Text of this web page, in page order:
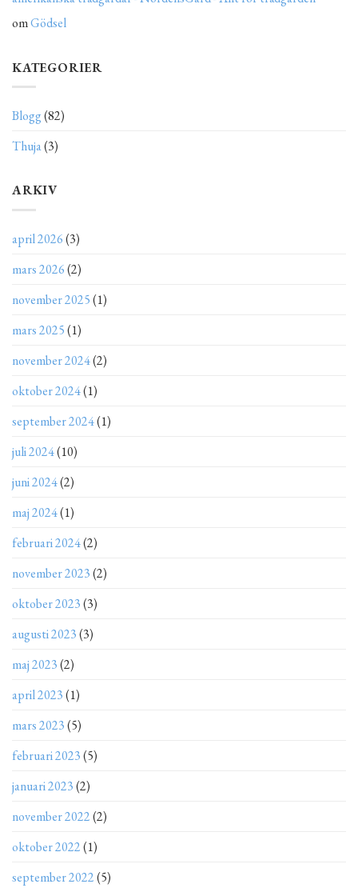
omGödsel
KATEGORIER
Blogg(82)
Thuja(3)
ARKIV
april 2026(3)
mars 2026(2)
november 2025(1)
mars 2025(1)
november 2024(2)
oktober 2024(1)
september 2024(1)
juli 2024(10)
juni 2024(2)
maj 2024(1)
februari 2024(2)
november 2023(2)
oktober 2023(3)
augusti 2023(3)
maj 2023(2)
april 2023(1)
mars 2023(5)
februari 2023(5)
januari 2023(2)
november 2022(2)
oktober 2022(1)
september 2022(5)